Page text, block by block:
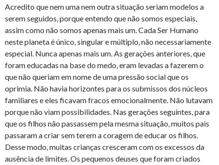
Acredito que nem uma nem outra situação seriam modelos a
serem seguidos, porque entendo que não somos especiais,
assim como não somos apenas mais um. Cada Ser Humano
neste planeta é único, singular e múltiplo, não necessariamente
especial. Nunca apenas mais um. As gerações anteriores, que
foram educadas na base do medo, eram levadas a fazerem o
que não queriam em nome de uma pressão social que os
oprimia. Não havia horizontes para os submissos dos núcleos
familiares e eles ficavam fracos emocionalmente. Não lutavam
porque não viam possibilidades. Nas gerações seguintes, para
que os filhos não passassem pela mesma situação, muitos pais
passaram a criar sem terem a coragem de educar os filhos.
Desse modo, muitas crianças cresceram com os excessos da
ausência de limites. Os pequenos deuses que foram criados